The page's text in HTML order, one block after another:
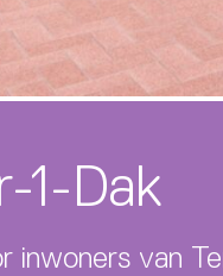
1-Dak
inwoners van